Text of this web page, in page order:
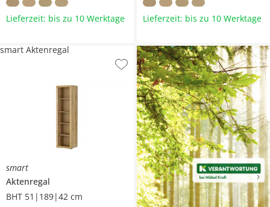
Lieferzeit: bis zu 10 Werktage Lieferzeit: bis zu 10 Werktage
smart
Aktenregal
BHT 51|189|42 cm
smart Aktenregal